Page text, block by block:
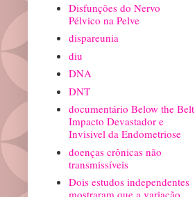
Disfunções do Nervo
Pélvico na Pelve
dispareunia
diu
DNA
DNT
documentário Below the Belt
Impacto Devastador e
Invisivel da Endometriose
doenças crônicas não
transmissíveis
Dois estudos independentes